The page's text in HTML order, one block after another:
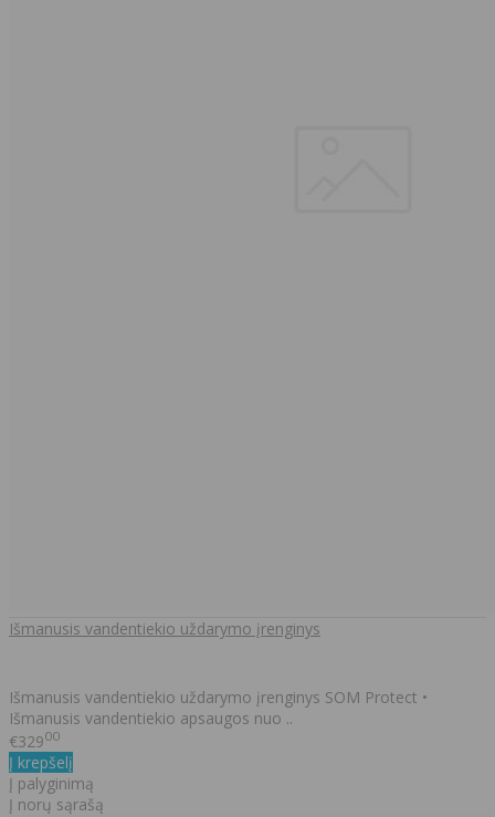
Išmanusis vandentiekio uždarymo įrenginys
Išmanusis vandentiekio uždarymo įrenginys SOM Protect •
Išmanusis vandentiekio apsaugos nuo ..
€32900
Į krepšelį
Į palyginimą
Į norų sąrašą